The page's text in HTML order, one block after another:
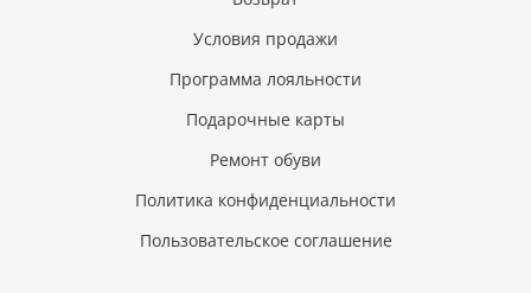
Условия продажи
Программа лояльности
Подарочные карты
Ремонт обуви
Политика конфиденциальности
Пользовательское соглашение